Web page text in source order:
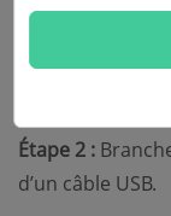
Essai
Étape 2 :
d’un câble USB.